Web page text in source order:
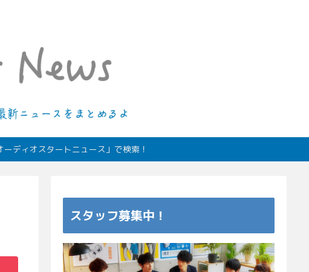
ディオスタートニュース」で検索！
スタッフ募集中！